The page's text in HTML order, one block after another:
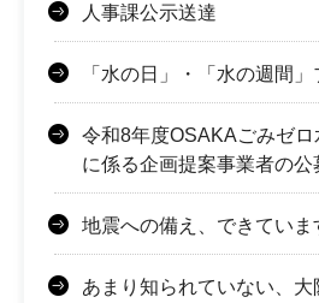
人事課公示送達
「水の日」・「水の週間
令和8年度OSAKAごみゼ
に係る企画提案事業者の公
地震への備え、できていま
あまり知られていない、